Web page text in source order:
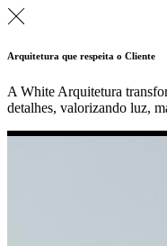
Arquitetura que respeita o Cliente
A White Arquitetura
detalhes, valorizando luz,